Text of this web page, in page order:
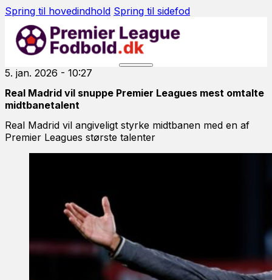
Spring til hovedindhold Spring til sidefod
5. jan. 2026 - 10:27
Real Madrid vil snuppe Premier Leagues mest omtalte
midtbanetalent
Real Madrid vil angiveligt styrke midtbanen med en af
Premier Leagues største talenter